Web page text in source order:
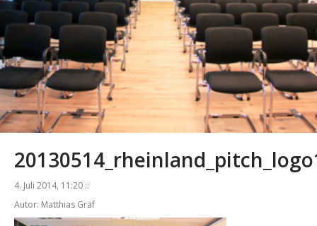
4. Juli 2014, 11:20 ::
Autor: Matthias Gräf